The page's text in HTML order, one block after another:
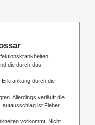
die durch das
durch die
Allerdings verläuft die
ist Fieber
vorkommt. Nicht